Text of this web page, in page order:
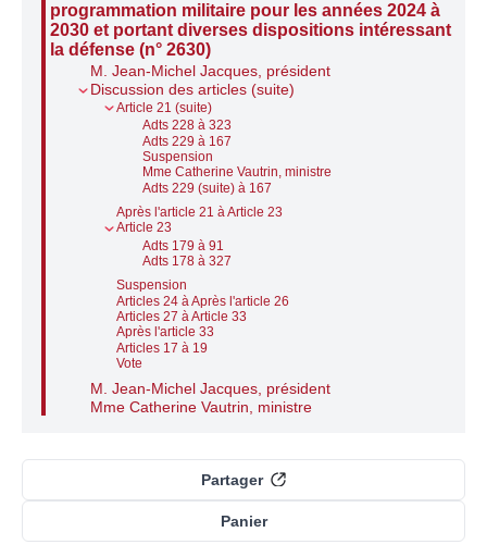
programmation militaire pour les années 2024 à
2030 et portant diverses dispositions intéressant
la défense (n° 2630)
M. Jean-Michel Jacques, président
Discussion des articles (suite)
Article 21 (suite)
Adts 228 à 323
Adts 229 à 167
Suspension
Mme Catherine Vautrin, ministre
Adts 229 (suite) à 167
Après l'article 21 à Article 23
Article 23
Adts 179 à 91
Adts 178 à 327
Suspension
Articles 24 à Après l'article 26
Articles 27 à Article 33
Après l'article 33
Articles 17 à 19
Vote
M. Jean-Michel Jacques, président
Mme Catherine Vautrin, ministre
Panier
Partager